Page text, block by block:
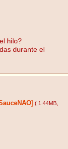
hilo?
durante el
] ( 1.44MB